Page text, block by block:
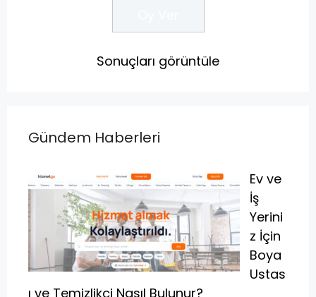
Sonuçları görüntüle
Gündem Haberleri
Ev ve
İş
Yerini
z İçin
Boya
Ustas
ı ve Temizlikçi Nasıl Bulunur?